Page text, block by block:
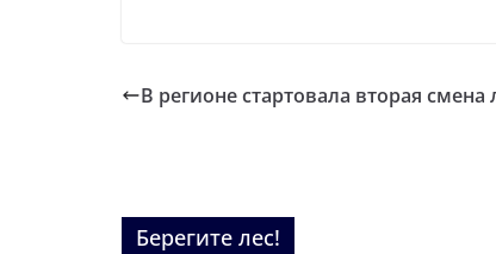
В регионе стартовала вторая
Берегите лес!